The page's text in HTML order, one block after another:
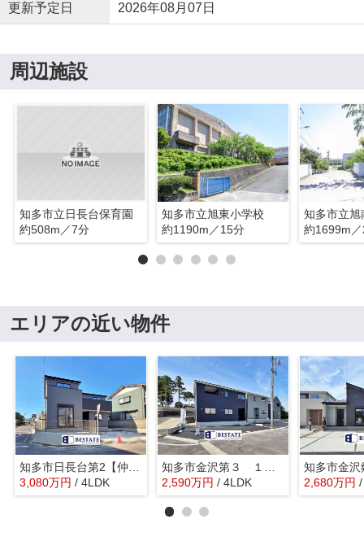
更新予定日 2026年08月07日
周辺施設
知多市立日長台保育園
約508m／7分
知多市立旭東小学校
約1190m／15分
知多市立旭
約1699m
エリアの近い物件
3,080万円 / 4LDK
2,590万円 / 4LDK 2,680万円